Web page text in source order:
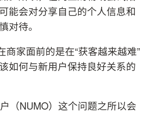
能会对分享自己的个人信息和
对待。
商家面前的是在“获客越来越难”
如何与新用户保持良好关系的
（NUMO）这个问题之所以会